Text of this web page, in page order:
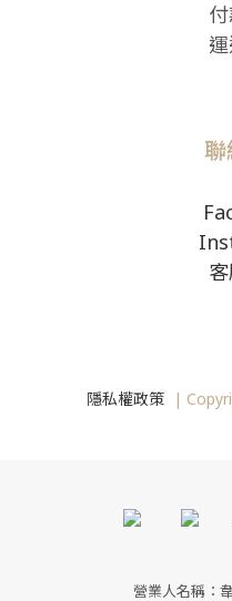
隱私權政策 |
營業人名稱：